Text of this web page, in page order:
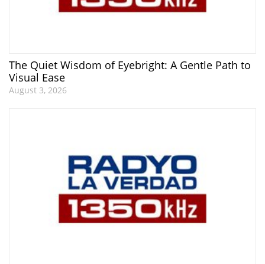
The Quiet Wisdom of Eyebright: A Gentle Path to
Visual Ease
August 3, 2026